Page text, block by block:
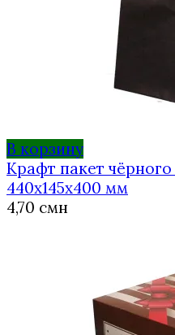
В корзину
Крафт пакет
440х145х400 мм
4,70 смн